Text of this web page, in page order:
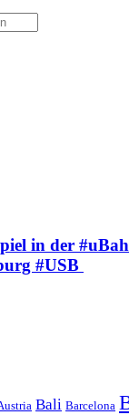
Suchen
in der
#USB
Bali Barcelona